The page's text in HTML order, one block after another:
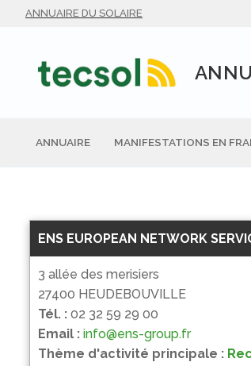
ANNUAIRE DU SOLAIRE
ANNUAIRE MANIFESTATIONS EN
ENS EUROPEAN NETWORK
3 allée des merisiers
27400 HEUDEBOUVILLE
Tél. : 02 32 59 29 00
Email : info@ens-group.fr
Thème d'activité principale :